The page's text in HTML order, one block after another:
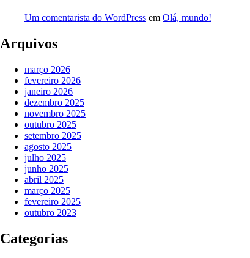
Um comentarista do WordPress em Olá, mundo!
Arquivos
março 2026
fevereiro 2026
janeiro 2026
dezembro 2025
novembro 2025
outubro 2025
setembro 2025
agosto 2025
julho 2025
junho 2025
abril 2025
março 2025
fevereiro 2025
outubro 2023
Categorias